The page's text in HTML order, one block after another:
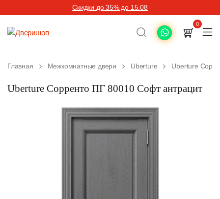
Скидки до 35% до 15.08
0
Главная Межкомнатные двери Uberture Uberture
Uberture Сорренто ПГ 80010 Софт антрацит